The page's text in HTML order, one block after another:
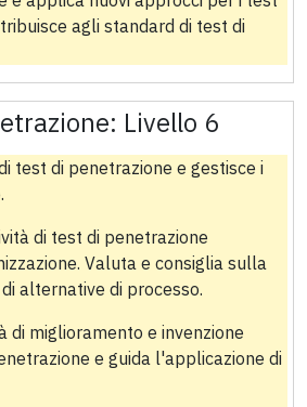
agli standard di test di
Livello 6
test di penetrazione e gestisce i
di test di penetrazione
Valuta e consiglia sulla
alternative di processo.
di miglioramento e invenzione
e guida l'applicazione di